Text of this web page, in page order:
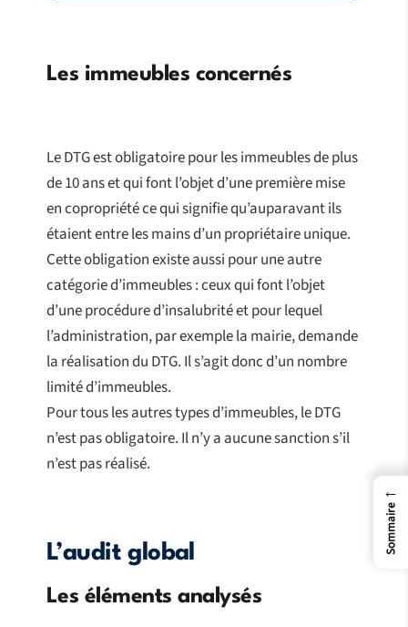
Les immeubles concernés
Le DTG est obligatoire pour les immeubles de plus
de 10 ans et qui font l’objet d’une première mise
en copropriété ce qui signifie qu’auparavant ils
étaient entre les mains d’un propriétaire unique.
Cette obligation existe aussi pour une autre
catégorie d’immeubles : ceux qui font l’objet
d’une procédure d’insalubrité et pour lequel
l’administration, par exemple la mairie, demande
la réalisation du DTG. Il s’agit donc d’un nombre
limité d’immeubles.
Pour tous les autres types d’immeubles, le DTG
n’est pas obligatoire. Il n’y a aucune sanction s’il
n’est pas réalisé.
L’audit global
Les éléments analysés
←
Sommaire